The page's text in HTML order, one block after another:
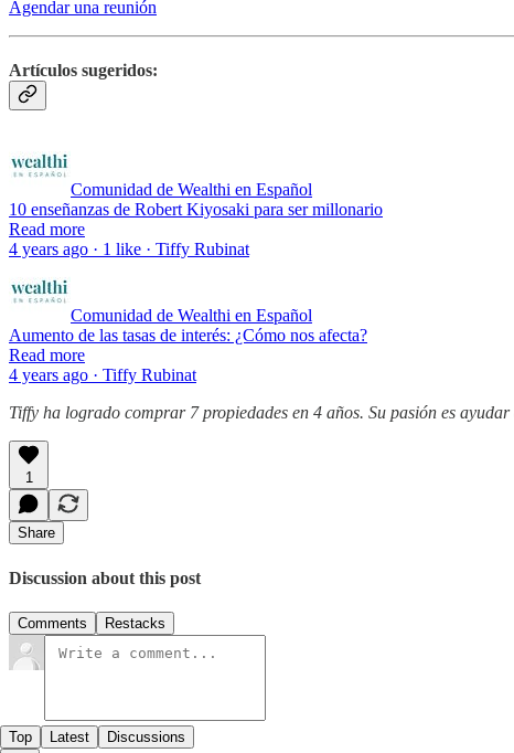
Agendar una reunión
Artículos sugeridos:
Comunidad de Wealthi en Español
10 enseñanzas de Robert Kiyosaki para ser millonario
Read more
4 years ago · 1 like · Tiffy Rubinat
Comunidad de Wealthi en Español
Aumento de las tasas de interés: ¿Cómo nos afecta?
Read more
4 years ago · Tiffy Rubinat
Tiffy ha logrado comprar 7 propiedades en 4 años. Su pasión es
1
Share
Discussion about this post
Comments Restacks
Top Latest Discussions